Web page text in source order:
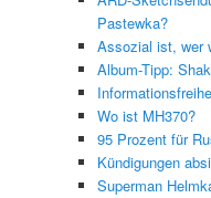
Pastewka?
Assozial ist, wer
Album-Tipp:
Wo ist MH370?
95 Prozent für
Kündigungen
Superman